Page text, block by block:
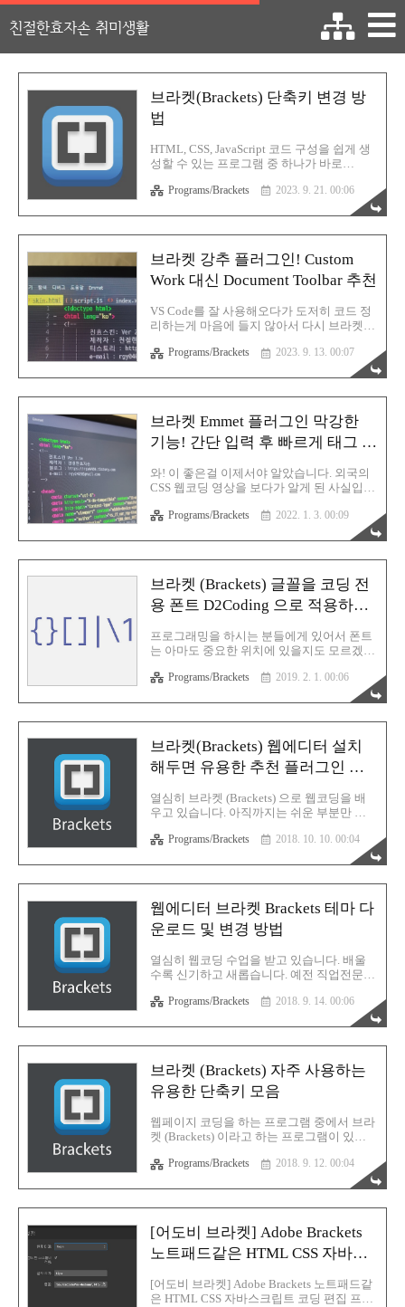
친절한효자손 취미생활
브라켓(Brackets) 단축키 변경 방
법
HTML, CSS, JavaScript 코드 구성을 쉽게 생
성할 수 있는 프로그램 중 하나가 바로
데, 코드 정리는 브라켓이 한 수 위입니다. 전
그렇게 생각해요. 둘 다 써본 결과가 그렇습
만 프로그램 두 개를 동시에 사용하면 발생
하는 문제가 단축키입니다. 햇갈려요... 그래
서 최대한 통일을 시키려고 합니다. 일단은
정말 자주 사용하는 단축키죠. 실시간 미리
다. 브라켓을 실행 후 디버그 > 사용자 키맵
파일 열기로 들어갑니다. 그러면 새 창으로
는 단축키를 등록했기에 위의 화면에서 빨간
Programs/Brackets 2023. 9. 21. 00:06
브라켓 강추 플러그인! Custom
Work 대신 Document Toolbar 추천
VS Code를 잘 사용해오다가 도저히 코드 정
리하는게 마음에 들지 않아서 다시 브라켓
VSC로 작업하고 마무리인 코드 정리는 브라
켓에서 진행해야 할 것 같습니다. 단순 코드
HTML을 정리하면 스크립트를 끊는 구간이
아주 그냥 지 멋대로입니다. 그래서 오류가
발생하는 경우도 있어요. 브라켓에서 정리할
때는 전혀 이런 문제가 없습니다. 비쥬얼 스
각 프로그램별 장단점을 최대한 활용해볼 생
각입니다. 과거글 중 하나가 바로 브라켓 추
워크(Custom Work)라는 플러그인을 추천하
고 있는데 문제는 이게 간헐적 오작동을 합
니다. 그래서 도저..
Programs/Brackets 2023. 9. 13. 00:07
브라켓 Emmet 플러그인 막강한
기능! 간단 입력 후 빠르게 태그 완
와! 이 좋은걸 이제서야 알았습니다. 외국의
CSS 웹코딩 영상을 보다가 알게 된 사실입니
div 태그가 클래스명이 넘버링되며 5개가 완
성이 되더군요. 저같으면 먼저 div 태그 안에
클래스를 자동완성으로 넣고 이걸 다시 네개
를 더 복사 후 클래스명을 각각 다르게 수정
했을겁니다. 근데 유튜브속의 저 사람은 이
걸 단 1~2초만에 해내더군요. 그저 대박이었
습니다. "혹시 저 사람이 사용하는 프로그램
에서 기능을 지원하는걸까?" 이런 생각이 들
었고 열심히 구글링을 해보는데 어떤 문서에
서 Emmet을 사용하면 된다는걸 목격하게 됩
인 중 하나인데...?!" 순간 소름이 돋았고 바로
브라켓을 실행시켜서 테스트해 봤습니다. 원
래 사..
Programs/Brackets 2022. 1. 3. 00:09
브라켓 (Brackets) 글꼴을 코딩 전
용 폰트 D2Coding 으로 적용하는
프로그래밍을 하시는 분들에게 있어서 폰트
는 아마도 중요한 위치에 있을지도 모르겠습
디작은 오밀조밀한 글씨들을 장시간 보면 피
로감이 쌓여오기만 합니다. 그래서 가독성이
높으며 한글과 영어의 이질감이 최대한 없는
그런 코딩 전용 글꼴(Font)은 프로그래머 분
들에게는 중요한 위치에 자리잡고 있다고 생
각합니다. 저는 전문 프로그래머는 아니지만
지금도 열심히 웹언어를 배우고 있고, 티스
브라켓을 사용합니다. 그것도 장시간 사용하
죠. PC를 한번 포맷해서 그전에 쓰던 환경에
까 영 적응이 안 되더군요. 그래서 혹시 브라
켓용 좋은 폰트가 있을까 싶어 검색해보니
몇 개를 추천받았는데, 그 중에서 D..
Programs/Brackets 2019. 2. 1. 00:06
브라켓(Brackets) 웹에디터 설치
해두면 유용한 추천 플러그인 모
열심히 브라켓 (Brackets) 으로 웹코딩을 배
우고 있습니다. 아직까지는 쉬운 부분만 나
다. 그리고 직접 태그 요소들을 하나하나 배
워가면서 작성하고, 그 결과값을 확인하는
가 언제까지 지속될지는 저도 모르겠지만,
확실한건 이해할때까지 무조건 배운다는 마
음입니다. 브라켓을 이용하면 여러가지 추천
플러그인이 많은데, 그 중에서 제가 사용하
중에 저도 까먹을수도 있으니 일종의 백업용
이죠. 설치하면 정말 유용한 기능을 가진 것
에게는 강추하는 부분입니다. 현재 저의 브
라켓 설치 플러그인 정보 입니다. 위에서부
터 하나하나 어떤 기능을 갖고 있는 플러그..
Programs/Brackets 2018. 10. 10. 00:04
웹에디터 브라켓 Brackets 테마 다
운로드 및 변경 방법
열심히 웹코딩 수업을 받고 있습니다. 배울
수록 신기하고 새롭습니다. 예전 직업전문학
래도 웹코딩에 특화된 수업이어서 그런지 더
체계적으로 배울 수 있는 것 같습니다. 브라
하고 있습니다. 현재 같은 수업을 받는 분들
중에서는 이 브라켓 테마를 자신이 좋아하는
버전으로 입맛에 따라 바꾸신 분들이 계시더
군요. 어떻게 하는건지 검색해보니 생각보다
서 저도 바로 똑같이 적용시켜 보았습니다.
당연히 먼저해야 할 일은 브라켓을 실행하는
의 아이콘을 눌러주세요. 새로운 창이 하나
뜹니다. 여기에서 다양한 확장 프로그램 및
테마를 설치할 수 있습니다...
Programs/Brackets 2018. 9. 14. 00:06
브라켓 (Brackets) 자주 사용하는
유용한 단축키 모음
웹페이지 코딩을 하는 프로그램 중에서 브라
켓 (Brackets) 이라고 하는 프로그램이 있습
한 코딩을 했었고, 그 사용이 무척이나 편리
하고 용이해서 좋았습니다. 브라켓에서 자주
아보도록 하겠습니다. Ctrl + / : 선택하고자
하는 태그의 전체를 주석처리 및 해제 Ctrl +
Shift + / : 클릭한 공간에 주석태그 생성 및 해
제 Ctrl + D : 커서가 위치한 태그를 아래 행으
한 행 삭제 Ctrl + Shift + ↑ : 커서가 위치한 행
위로 이동 Ctrl + Shift + ↓ : 커서가 위치한 행
Programs/Brackets 2018. 9. 12. 00:04
[어도비 브라켓] Adobe Brackets
노트패드같은 HTML CSS 자바스
[어도비 브라켓] Adobe Brackets 노트패드같
은 HTML CSS 자바스크립트 코딩 편집 프로